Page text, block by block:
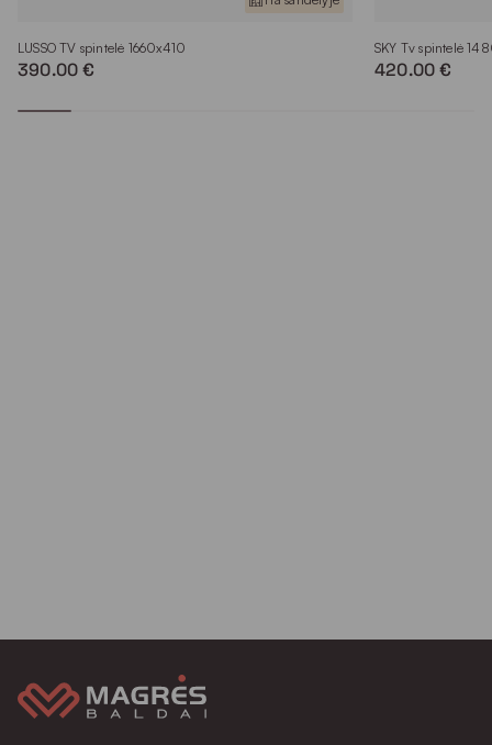
LUSSO TV spintelė 1660x410
390.00 €
SKY Tv spintelė
420.00 €